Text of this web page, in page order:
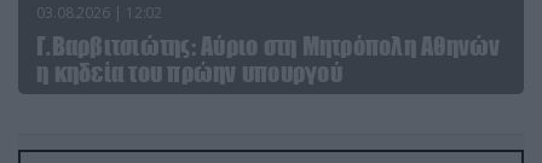
03.08.2026 | 12:02
Γ.Βαρβιτσιώτης: Aύριο στη Μητρόπολη Αθηνών
η κηδεία του πρώην υπουργού